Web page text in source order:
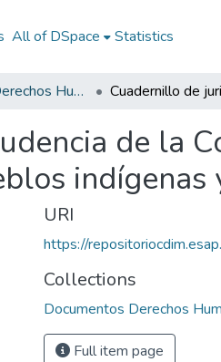
All of DSpace Statistics
Documentos Derechos Humanos
de la
indígenas
URI
https://
Collections
Documentos Derechos
Full item page